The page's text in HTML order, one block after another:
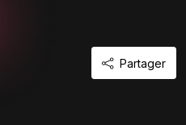
Partager